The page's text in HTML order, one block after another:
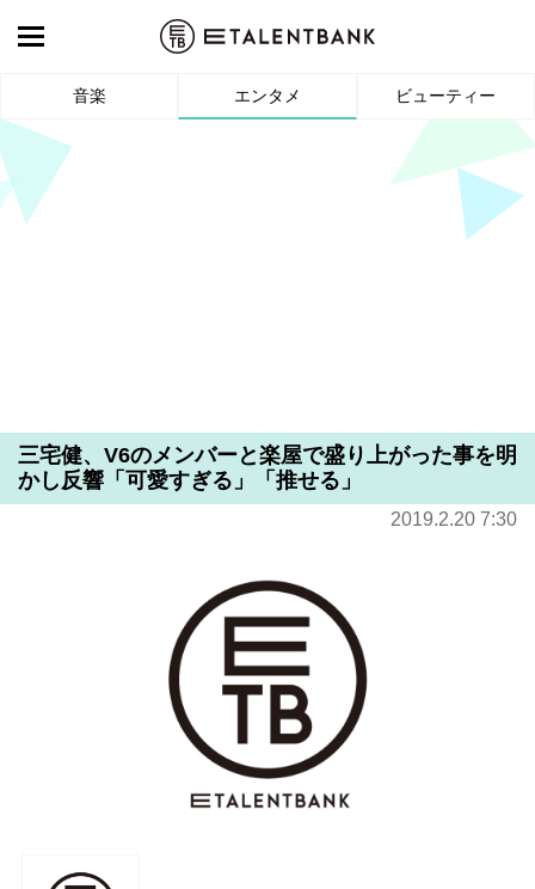
音楽 エンタメ ビューティー
三宅健、V6のメンバーと楽屋で盛り上がった事を明
かし反響「可愛すぎる」「推せる」
2019.2.20 7:30